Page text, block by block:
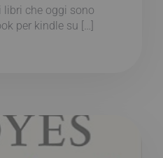
libri che oggi sono
per kindle su […]